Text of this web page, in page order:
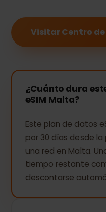
Visitar Centro
¿Cuánto dura
eSIM Malta?
Este plan de datos
por 30 días desde
una red en Malta.
tiempo restante
descontarse